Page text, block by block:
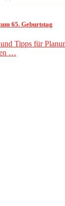
65. Geburtstag
Tipps für
…